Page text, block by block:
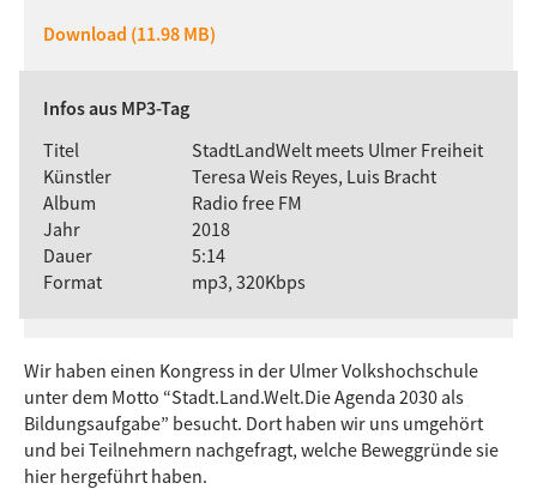
Download (11.98 MB)
Infos aus MP3-Tag
Titel
StadtLandWelt meets Ulmer Freiheit
Künstler
Teresa Weis Reyes, Luis Bracht
Album
Radio free FM
Jahr
2018
Dauer
5:14
Format
mp3, 320Kbps
Wir haben einen Kongress in der Ulmer Volkshochschule
unter dem Motto “Stadt.Land.Welt.Die Agenda 2030 als
Bildungsaufgabe” besucht. Dort haben wir uns umgehört
und bei Teilnehmern nachgefragt, welche Beweggründe sie
hier hergeführt haben.